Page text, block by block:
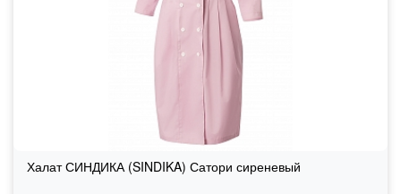
Халат СИНДИКА (SINDIKA) Сатори сиреневый